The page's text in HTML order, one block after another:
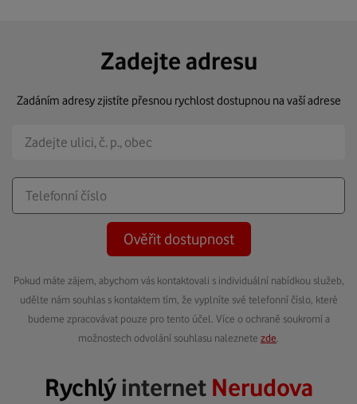
Zadejte adresu
Zadáním adresy zjistíte přesnou rychlost dostupnou na vaší adrese
Ověřit dostupnost
Pokud máte zájem, abychom vás kontaktovali s individuální nabídkou služeb,
udělte nám souhlas s kontaktem tím, že vyplníte své telefonní číslo, které
budeme zpracovávat pouze pro tento účel. Více o ochraně soukromí a
možnostech odvolání souhlasu naleznete zde
Rychlýinternet Nerudova